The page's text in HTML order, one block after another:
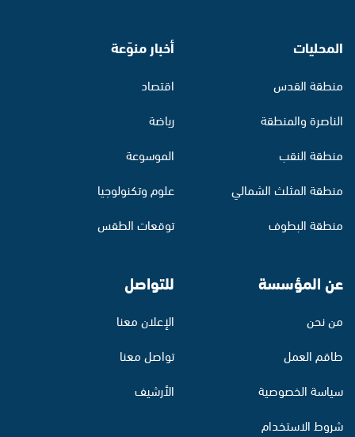
المحليات
منطقة القدس
الناصرة والمنطقة
منطقة النقب
منطقة المثلث الشمالي
منطقة البطوف
أخبار منوّعة
اقتصاد
رياضة
الموسوعة
علوم وتكنولوجيا
توقعات الطقس
عن المؤسسة
من نحن
طاقم العمل
سياسة الخصوصية
شروط الاستخدام
للتواصل
الإعلان معنا
تواصل معنا
الأرشيف